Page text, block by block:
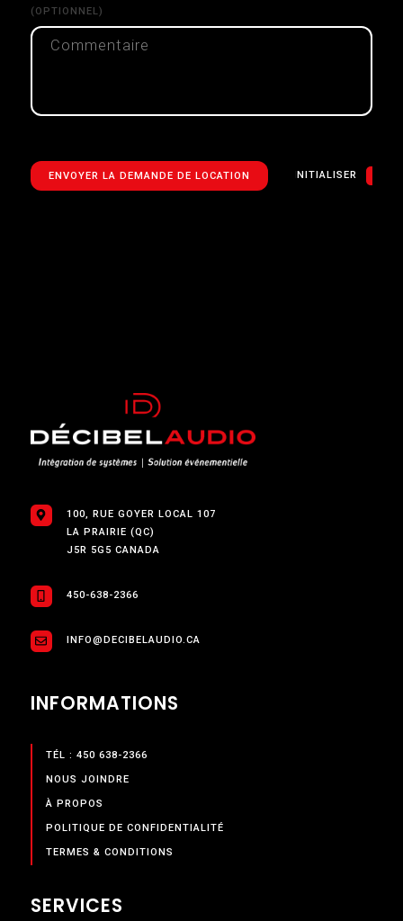
(OPTIONNEL)
ENVOYER LA DEMANDE DE LOCATION RÉINITIALISER
100, RUE GOYER LOCAL 107
LA PRAIRIE (QC)
J5R 5G5 CANADA
450-638-2366
INFO@DECIBELAUDIO.CA
INFORMATIONS
TÉL : 450 638-2366
NOUS JOINDRE
À PROPOS
POLITIQUE DE CONFIDENTIALITÉ
TERMES & CONDITIONS
SERVICES